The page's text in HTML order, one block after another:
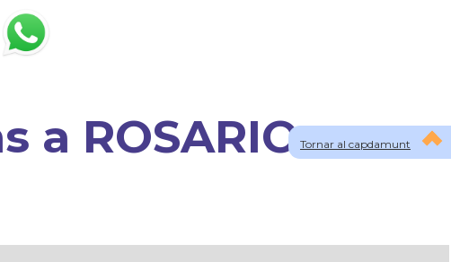
Tornar al capdamunt
a ROSARIO